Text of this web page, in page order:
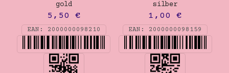
gold
5,50 €
EAN: 2000000098210
silber
1,00€
EAN: 2000000098159